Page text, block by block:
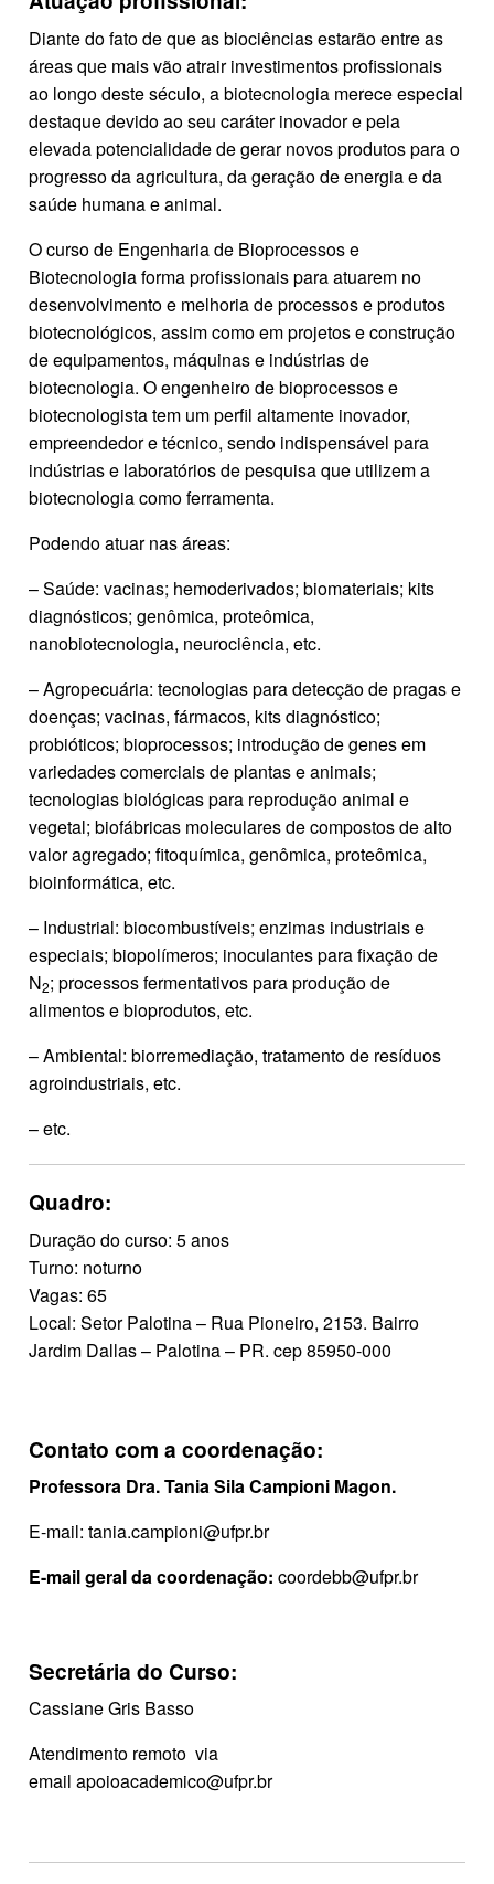
Diante do fato de que as biociências estarão entre as
áreas que mais vão atrair investimentos profissionais
ao longo deste século, a biotecnologia merece especial
destaque devido ao seu caráter inovador e pela
elevada potencialidade de gerar novos produtos para o
progresso da agricultura, da geração de energia e da
saúde humana e animal.
O curso de Engenharia de Bioprocessos e
Biotecnologia forma profissionais para atuarem no
desenvolvimento e melhoria de processos e produtos
biotecnológicos, assim como em projetos e construção
de equipamentos, máquinas e indústrias de
biotecnologia. O engenheiro de bioprocessos e
biotecnologista tem um perfil altamente inovador,
empreendedor e técnico, sendo indispensável para
indústrias e laboratórios de pesquisa que utilizem a
biotecnologia como ferramenta.
Podendo atuar nas áreas:
– Saúde: vacinas; hemoderivados; biomateriais; kits
diagnósticos; genômica, proteômica,
nanobiotecnologia, neurociência, etc.
– Agropecuária: tecnologias para detecção de pragas e
doenças; vacinas, fármacos, kits diagnóstico;
probióticos; bioprocessos; introdução de genes em
variedades comerciais de plantas e animais;
tecnologias biológicas para reprodução animal e
vegetal; biofábricas moleculares de compostos de alto
valor agregado; fitoquímica, genômica, proteômica,
bioinformática, etc.
– Industrial: biocombustíveis; enzimas industriais e
especiais; biopolímeros; inoculantes para fixação de
N2; processos fermentativos para produção de
alimentos e bioprodutos, etc.
– Ambiental: biorremediação, tratamento de resíduos
agroindustriais, etc.
– etc.
Quadro:
Duração do curso: 5 anos
Turno: noturno
Vagas: 65
Local: Setor Palotina – Rua Pioneiro, 2153. Bairro
Jardim Dallas – Palotina – PR. cep 85950-000
Contato com a coordenação:
Professora Dra. Tania Sila Campioni Magon.
E-mail: tania.campioni@ufpr.br
E-mail geral da coordenação: coordebb@ufpr.br
Secretária do Curso:
Cassiane Gris Basso
Atendimento remoto via
email apoioacademico@ufpr.br